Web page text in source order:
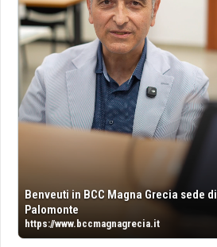
Benveuti in BCC Magna Grecia sede di
Palomonte
https://www.bccmagnagrecia.it